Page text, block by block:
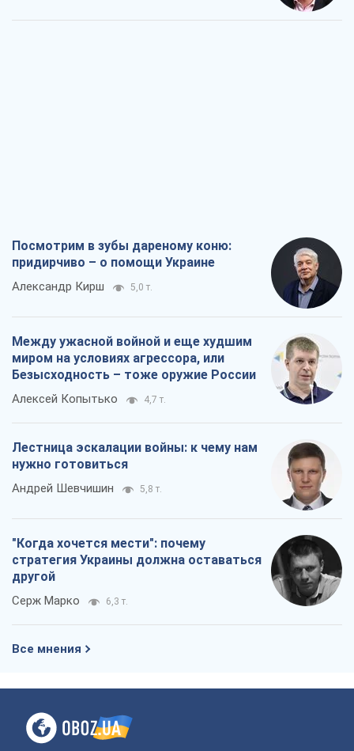
Посмотрим в зубы дареному коню:
придирчиво – о помощи Украине
Александр Кирш 5,0 т.
Между ужасной войной и еще худшим
миром на условиях агрессора, или
Безысходность – тоже оружие России
Алексей Копытько 4,7 т.
Лестница эскалации войны: к чему нам
нужно готовиться
Андрей Шевчишин 5,8 т.
"Когда хочется мести": почему
стратегия Украины должна оставаться
другой
Серж Марко 6,3 т.
Все мнения